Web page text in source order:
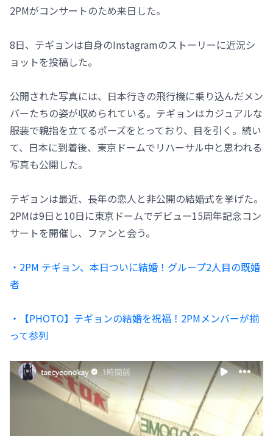
2PMがコンサートのため来日した。
8日、テギョンは自身のInstagramのストーリーに近況シ
ョットを投稿した。
公開された写真には、日本行きの飛行機に乗り込んだメン
バーたちの姿が収められている。テギョンはカジュアルな
服装で親指を立てるポーズをとっており、目を引く。続い
て、日本に到着後、東京ドームでリハーサル中と思われる
写真も公開した。
テギョンは最近、長年の恋人と非公開の結婚式を挙げた。
2PMは9日と10日に東京ドームでデビュー15周年記念コン
サートを開催し、ファンと会う。
・2PM テギョン、本日ついに結婚！グループ2人目の既婚
者
・【PHOTO】テギョンの結婚を祝福！2PMメンバーが揃
って参列